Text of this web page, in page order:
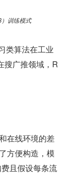
训练模式
类算法在工业
搜广推领域，R
在线环境的差
方便构造，模
且假设每条流